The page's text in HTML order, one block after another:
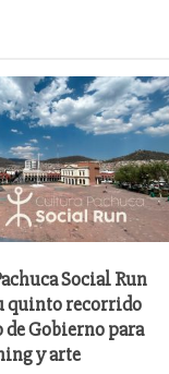
Social Run
quinto recorrido
de Gobierno para
y arte